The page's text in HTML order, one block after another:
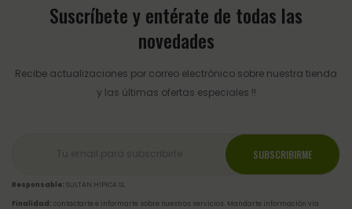
Suscríbete y entérate de todas las
novedades
Recibe actualizaciones por correo electrónico sobre nuestra tienda
y las últimas ofertas especiales !!
Responsable: SULTAN HIPICA SL.
Finalidad: contactarte e informarte sobre nuestros servicios. Mandarte información vía